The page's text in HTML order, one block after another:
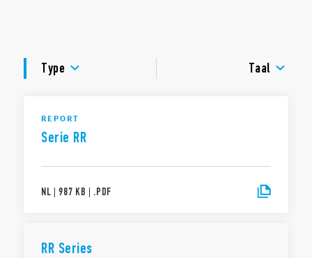
GOEDKEURINGEN
Type
Taal
REPORT
Serie RR
NL | 987 KB | .PDF
RR Series